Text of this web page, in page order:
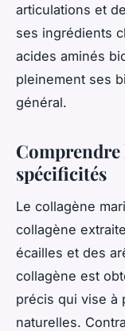
articulations et
ses ingrédients
acides aminés
pleinement ses
général.
Comprendre
spécificités
Le collagène
collagène
écailles et des
collagène est
précis qui vise à
naturelles.